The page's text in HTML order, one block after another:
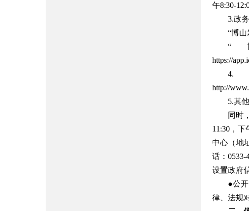
午8:30-
3.政
“博山
“
https://
http://
5.其
同时
11:30，下
中心（地
话：
设置政府
●公
律、法规